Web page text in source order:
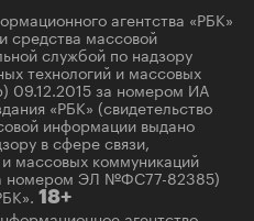
агентства «РБК»
средства массовой
службой по надзору
технологий и массовых
09.12.2015 за номером ИА
«РБК» (свидетельство
информации выдано
в сфере связи,
массовых коммуникаций
номером ЭЛ №ФС77-82385)
18+